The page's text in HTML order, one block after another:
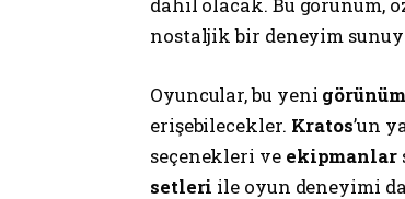
dahil olacak. Bu görünüm,
nostaljik bir deneyim
Oyuncular, bu yeni
erişebilecekler. Kratos’un
seçenekleri ve ekipmanlar
setleri ile oyun deneyimi